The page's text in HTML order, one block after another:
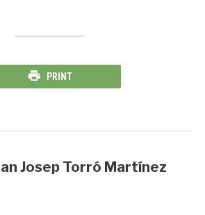
PRINT
Josep Torró Martínez